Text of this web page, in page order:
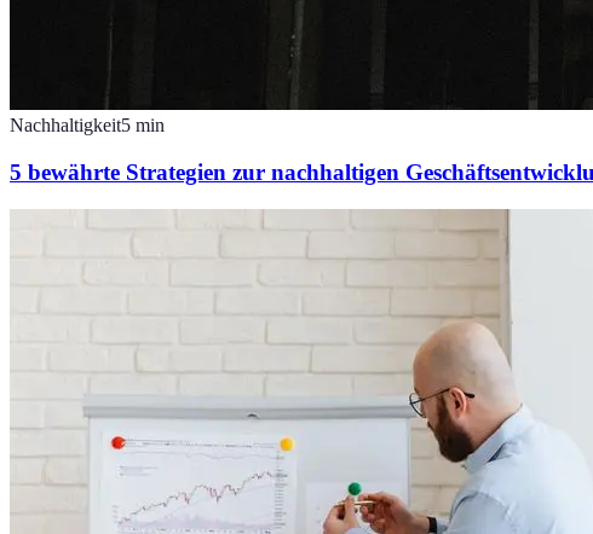
Nachhaltigkeit5 min
5 bewährte Strategien zur nachhaltigen